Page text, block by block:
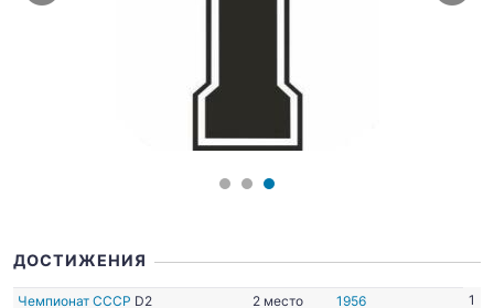
ДОСТИЖЕНИЯ
Чемпионат СССР D2 2 место 1956
1